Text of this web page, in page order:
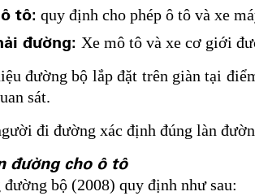
tô: quy định cho phép ô tô và xe
đường: Xe mô tô và xe cơ giới
đường bộ lắp đặt trên giàn tại
sát.
đi đường xác định đúng làn
đường cho ô tô
bộ (2008) quy định như sau: